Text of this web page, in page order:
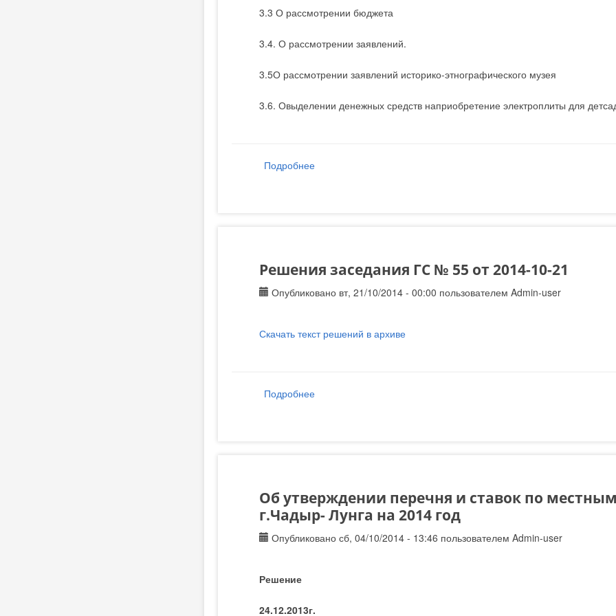
3.3 О рассмотрении бюджета
3.4. О рассмотрении заявлений.
3.5О рассмотрении заявлений историко-этнографического музея
3.6. Овыделении денежных средств наприобретение электроплиты для
Подробнее
Решения заседания ГС № 55 от 2014-10-21
Опубликовано вт, 21/10/2014 - 00:00 пользователемAdmin-user
Скачать текст решений в архиве
Подробнее
Об утверждении перечня и ставок по
г.Чадыр- Лунга на 2014 год
Опубликовано сб, 04/10/2014 - 13:46 пользователемAdmin-user
Решение
24.12.2013г.